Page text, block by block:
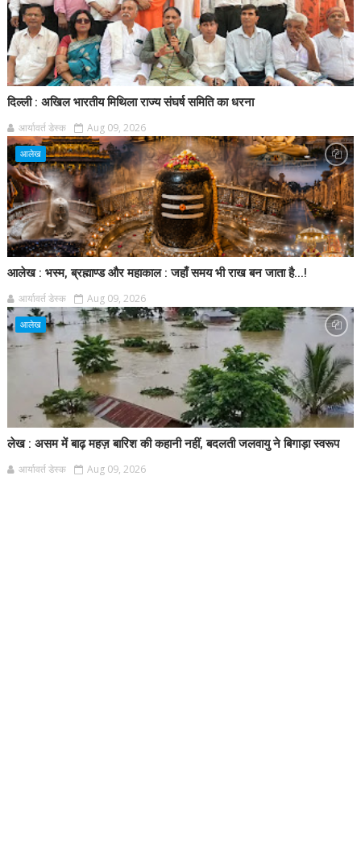
दिल्ली : अखिल भारतीय मिथिला राज्य संघर्ष समिति का धरना
आर्यावर्त डेस्क Aug 09, 2026
आलेख
आलेख : भस्म, ब्रह्माण्ड और महाकाल : जहाँ समय भी राख बन जाता है...!
आर्यावर्त डेस्क Aug 09, 2026
आलेख
लेख : असम में बाढ़ महज़ बारिश की कहानी नहीं, बदलती जलवायु ने बिगाड़ा स्वरूप
आर्यावर्त डेस्क Aug 09, 2026